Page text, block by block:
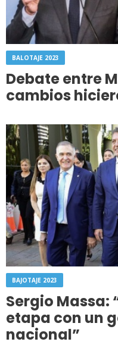
BALOTAJE 2023
Debate entre
cambios
BAJOTAJE 2023
Sergio Massa:
etapa con un
nacional”